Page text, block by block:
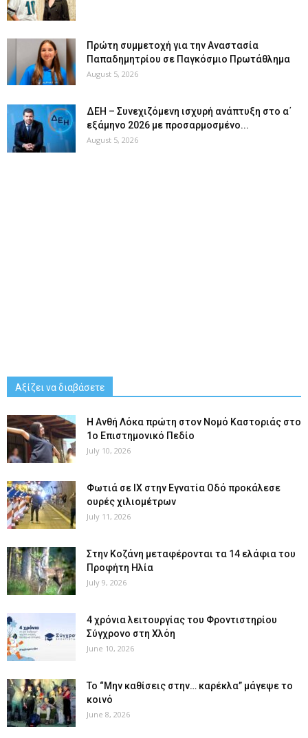
Πρώτη συμμετοχή για την Αναστασία
Παπαδημητρίου σε Παγκόσμιο Πρωτάθλημα
August 5, 2026
ΔΕΗ – Συνεχιζόμενη ισχυρή ανάπτυξη στο α΄
εξάμηνο 2026 με προσαρμοσμένο...
August 5, 2026
Αξίζει να διαβάσετε
Η Ανθή Λόκα πρώτη στον Νομό Καστοριάς στο
1ο Επιστημονικό Πεδίο
July 10, 2026
Φωτιά σε ΙΧ στην Εγνατία Οδό προκάλεσε
ουρές χιλιομέτρων
July 11, 2026
Στην Κοζάνη μεταφέρονται τα 14 ελάφια του
Προφήτη Ηλία
July 9, 2026
4 χρόνια λειτουργίας του Φροντιστηρίου
Σύγχρονο στη Χλόη
June 10, 2026
Το “Μην καθίσεις στην… καρέκλα” μάγεψε το
κοινό
June 8, 2026